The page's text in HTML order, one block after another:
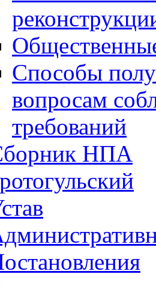
Способы
вопросам
требований
НПА